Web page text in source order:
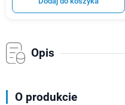
Opis
O produkcie